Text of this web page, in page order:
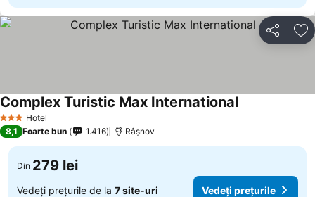
Distribuiți
3 SteleHotel
Complex Turistic Max International
8,1 Foarte bun 1.416 Râşnov
Din 279 lei
Vedeți prețurile de la 7 site-uri Vedeți prețurile